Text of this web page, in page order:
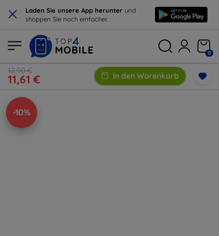
× Laden Sie unsere App herunter und
shoppen Sie noch einfacher.
0
12,90 €
11,61 € In den Warenkorb
-10%